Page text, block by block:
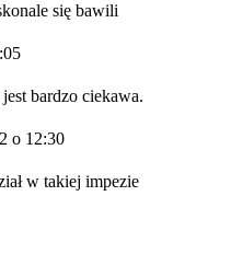
się bawili
bardzo ciekawa.
o 12:30
w takiej impezie